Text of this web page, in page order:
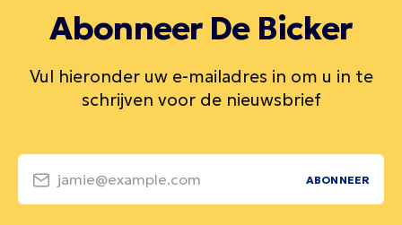
Abonneer De Bicker
Vul hieronder uw e-mailadres in om u in te
schrijven voor de nieuwsbrief
jamie@example.com ABONNEER